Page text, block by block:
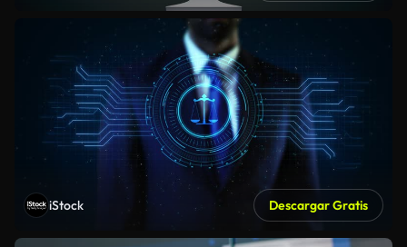
iStock Descargar Gratis